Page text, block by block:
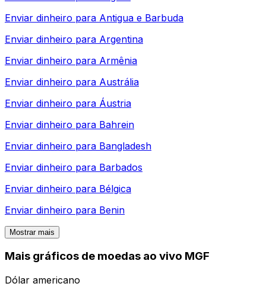
Enviar dinheiro para Antigua e Barbuda
Enviar dinheiro para Argentina
Enviar dinheiro para Armênia
Enviar dinheiro para Austrália
Enviar dinheiro para Áustria
Enviar dinheiro para Bahrein
Enviar dinheiro para Bangladesh
Enviar dinheiro para Barbados
Enviar dinheiro para Bélgica
Enviar dinheiro para Benin
Mostrar mais
Mais gráficos de moedas ao vivo MGF
Dólar americano